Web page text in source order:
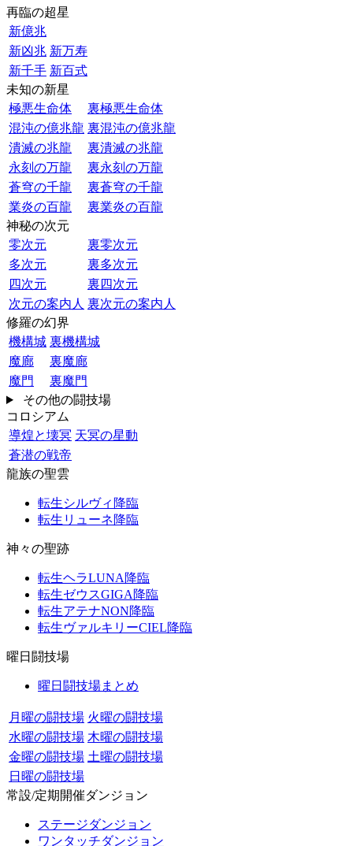
再臨の超星
新億兆
新凶兆 新万寿
新千手 新百式
未知の新星
極悪生命体
裏極悪生命体
混沌の億兆龍 裏混沌の億兆龍
潰滅の兆龍
裏潰滅の兆龍
永刻の万龍
裏永刻の万龍
蒼穹の千龍
裏蒼穹の千龍
業炎の百龍
裏業炎の百龍
神秘の次元
零次元
裏零次元
多次元
裏多次元
四次元
裏四次元
次元の案内人 裏次元の案内人
修羅の幻界
機構城 裏機構城
魔廊
裏魔廊
魔門
裏魔門
その他の闘技場
コロシアム
導煌と壊冥 天冥の星動
蒼潜の戦帝
龍族の聖雲
転生シルヴィ降臨
転生リューネ降臨
神々の聖跡
転生ヘラLUNA降臨
転生ゼウスGIGA降臨
転生アテナNON降臨
転生ヴァルキリーCIEL降臨
曜日闘技場
曜日闘技場まとめ
月曜の闘技場 火曜の闘技場
水曜の闘技場 木曜の闘技場
金曜の闘技場 土曜の闘技場
日曜の闘技場
常設/定期開催ダンジョン
ステージダンジョン
ワンタッチダンジョン